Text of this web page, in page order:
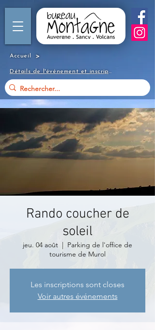
Accueil >
Détails de l'événement et inscription
Rando coucher de
soleil
jeu. 04 août
  |
Parking de l'office de
tourisme de Murol
Les inscriptions sont closes
Voir autres événements